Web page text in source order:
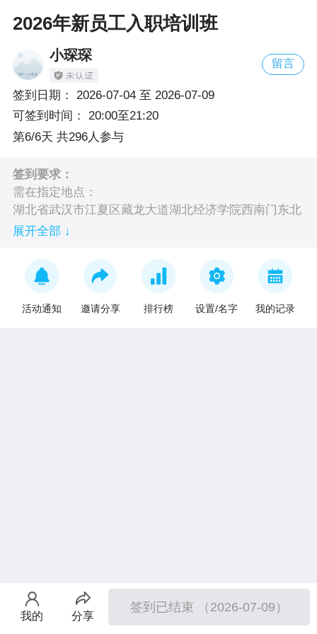
2026年新员工入职培训班
小琛琛
留言
签到日期： 2026-07-04至 2026-07-09
可签到时间： 20:00至21:20
第6/6天 共296人参与
签到要求：
需在指定地点：
湖北省武汉市江夏区藏龙大道湖北经济学院西南门东北
方向120米湖北经济学院笃行楼 200米
展开全部 ↓
活动通知 邀请分享 排行榜 设置/名字 我的记录
我的 分享
签到已结束 （2026-07-09）